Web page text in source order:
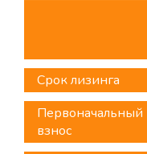
Срок лизинга
Первоначальный
взнос